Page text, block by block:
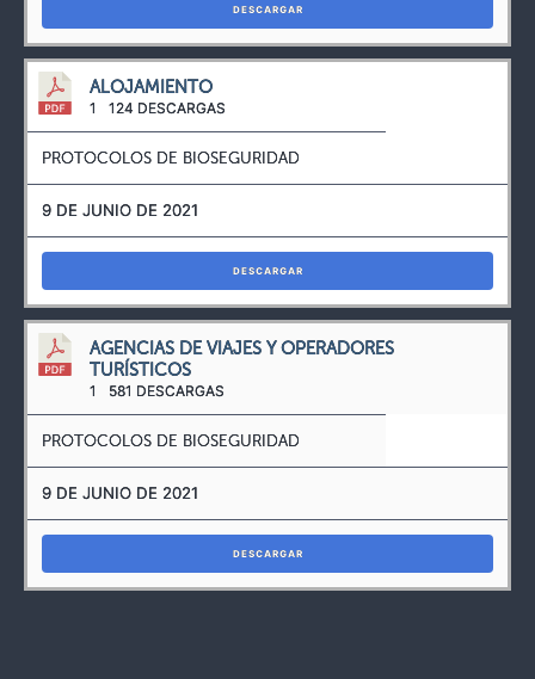
DESCARGAR
ALOJAMIENTO
1 124 DESCARGAS
PROTOCOLOS DE BIOSEGURIDAD
9 DE JUNIO DE 2021
DESCARGAR
AGENCIAS DE VIAJES Y OPERADORES
TURÍSTICOS
1 581 DESCARGAS
PROTOCOLOS DE BIOSEGURIDAD
9 DE JUNIO DE 2021
DESCARGAR